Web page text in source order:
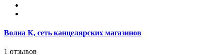
Волна К, сеть канцелярских магазинов
1 отзывов